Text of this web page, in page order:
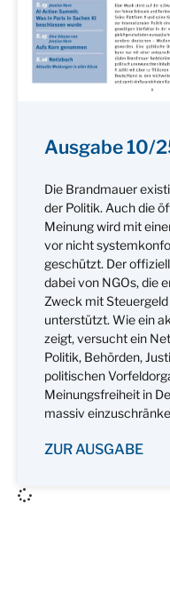
Ausgabe 10/
Die Brandmauer
der Politik. Auch die
Meinung wird mit
vor nicht
geschützt. Der
dabei von NGOs, die
Zweck mit
unterstützt. Wie ein
zeigt, versucht ein
Politik, Behörden,
politischen
Meinungsfreiheit in
massiv
ZUR AUSGABE